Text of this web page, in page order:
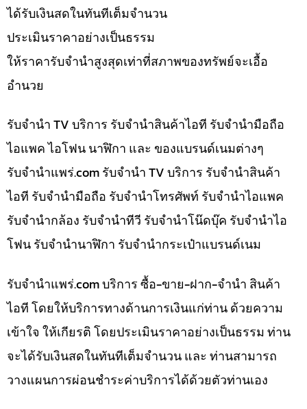
ได้รับเงินสดในทันทีเต็มจำนวน
ประเมินราคาอย่างเป็นธรรม
ให้ราคารับจำนำสูงสุดเท่าที่สภาพของทรัพย์จะเอื้อ
อำนวย
รับจำนำ TV บริการ รับจำนำสินค้าไอที รับจำนำมือถือ
ไอแพค ไอโฟน นาฬิกา และ ของแบรนด์เนมต่างๆ
รับจํานําแพร่.com รับจำนำ TV บริการ รับจำนำสินค้า
ไอที รับจำนำมือถือ รับจำนำโทรศัพท์ รับจำนำไอแพค
รับจำนำกล้อง รับจำนำทีวี รับจำนำโน๊ดบุ๊ค รับจำนำไอ
โฟน รับจำนำนาฬิกา รับจำนำกระเป๋าแบรนด์เนม
รับจํานําแพร่.com บริการ ซื้อ-ขาย-ฝาก-จำนำ สินค้า
ไอที โดยให้บริการทางด้านการเงินแก่ท่าน ด้วยความ
เข้าใจ ให้เกียรติ โดยประเมินราคาอย่างเป็นธรรม ท่าน
จะได้รับเงินสดในทันทีเต็มจำนวน และ ท่านสามารถ
วางแผนการผ่อนชำระค่าบริการได้ด้วยตัวท่านเอง